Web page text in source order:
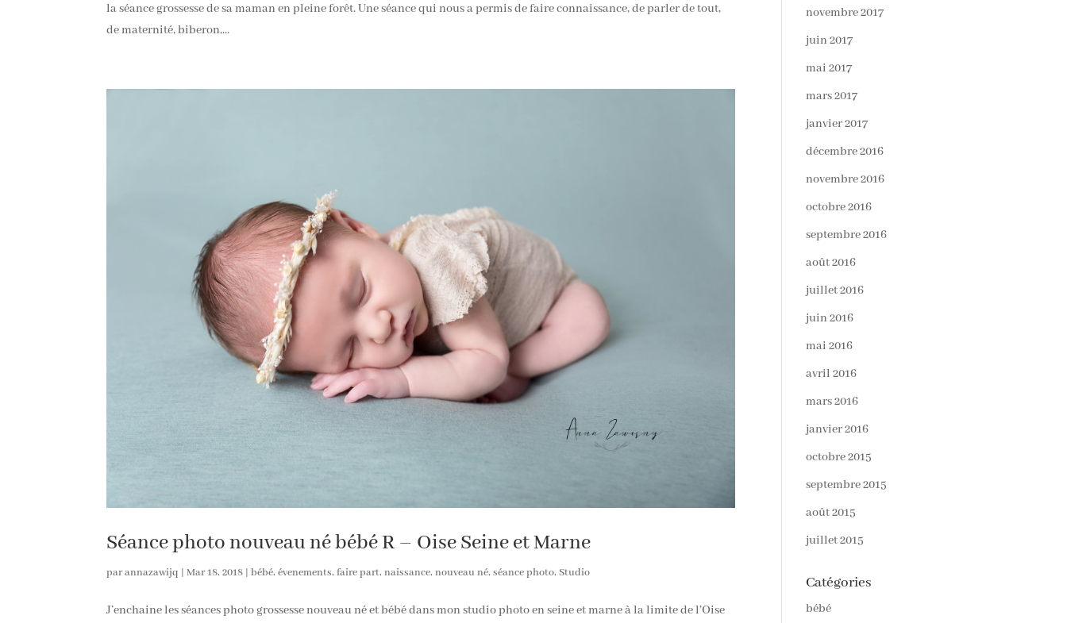
la séance grossesse de sa maman en pleine forêt. Une séance qui nous a permis de faire connaissance, de parler de tout,
de maternité, biberon,...
Séance photo nouveau né bébé R – Oise Seine et Marne
parannazawijq |Mar 18, 2018 |bébé,évenements,faire part,naissance,nouveau né,séance photo,Studio
J’enchaine les séances photo grossesse nouveau né et bébé dans mon studio photo en seine et marne à la limite de l’Oise
novembre 2017
juin 2017
mai 2017
mars 2017
janvier 2017
décembre 2016
novembre 2016
octobre 2016
septembre 2016
août 2016
juillet 2016
juin 2016
mai 2016
avril 2016
mars 2016
janvier 2016
octobre 2015
septembre 2015
août 2015
juillet 2015
Catégories
bébé